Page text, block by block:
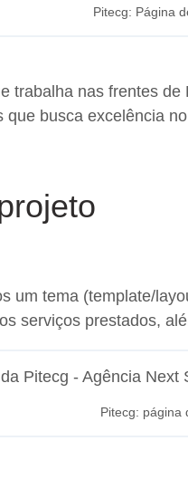
Pitecg: Página
trabalha nas frentes
que busca excelência
um tema (template/
serviços prestados,
Pitecg: página